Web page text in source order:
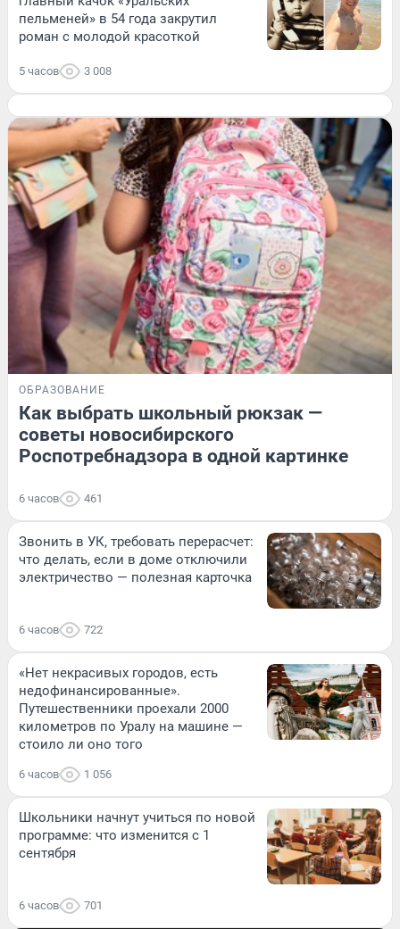
пельменей» в 54 года закрутил
роман с молодой красоткой
5 часов 3 008
ОБРАЗОВАНИЕ
Как выбрать школьный рюкзак —
советы новосибирского
Роспотребнадзора в одной картинке
6 часов 461
Звонить в УК, требовать перерасчет:
что делать, если в доме отключили
электричество — полезная карточка
6 часов 722
«Нет некрасивых городов, есть
недофинансированные».
Путешественники проехали 2000
километров по Уралу на машине —
стоило ли оно того
6 часов 1 056
Школьники начнут учиться по новой
программе: что изменится с 1
сентября
6 часов 701